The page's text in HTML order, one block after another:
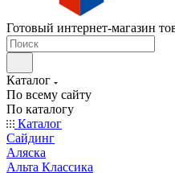
Готовый интернет-магазин
Каталог
По всему сайту
По каталогу
Каталог
Сайдинг
Аляска
Альта Классика